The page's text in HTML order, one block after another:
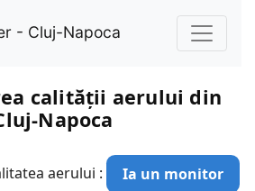
- Cluj-Napoca
calității aerului din
Napoca
aerului :
Ia un monitor